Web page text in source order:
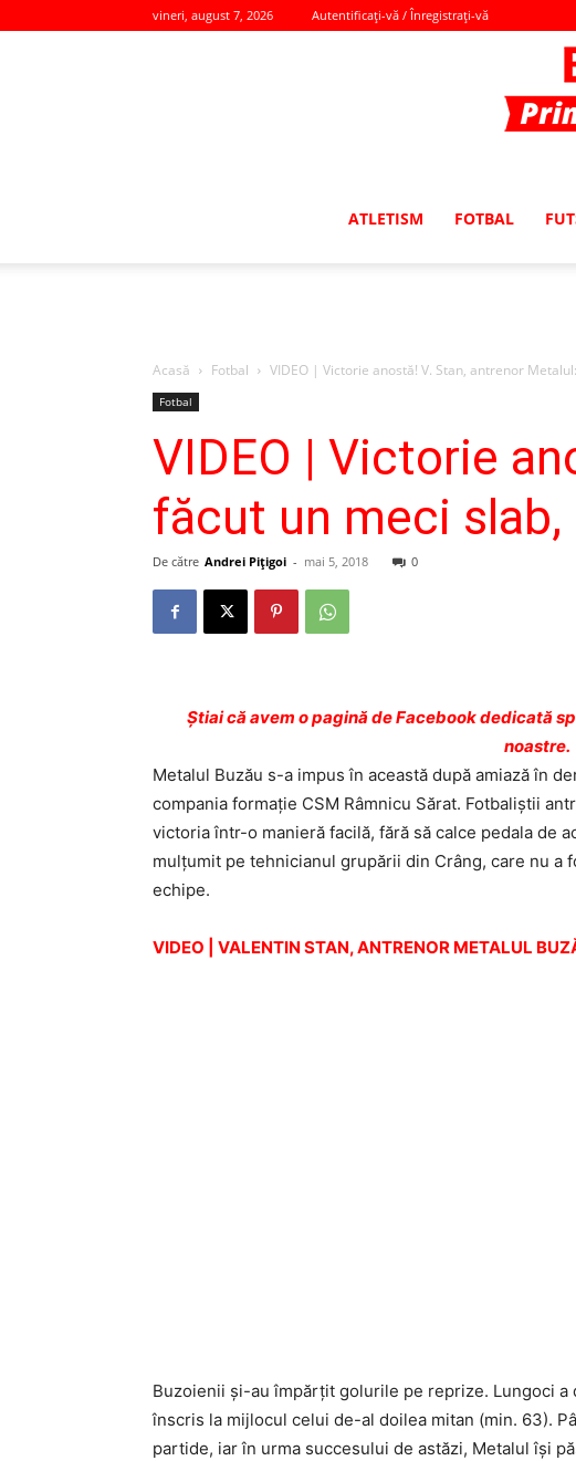
vineri, august 7, 2026 Autentificați-vă / Înregistrați-vă
ATLETISM FOTBAL
Acasă Fotbal VIDEO | Victorie anostă! V. Stan, antrenor
Fotbal
VIDEO | Victorie
făcut un meci
De către Andrei Pițigoi - mai 5, 2018 0
Ştiai că avem o pagină de Facebook dedicată
noastre.
Metalul Buzău s-a impus în această după amiază în
compania formaţie CSM Râmnicu Sărat. Fotbaliştii
victoria într-o manieră facilă, fără să calce pedala de
mulţumit pe tehnicianul grupării din Crâng, care nu
echipe.
VIDEO | VALENTIN STAN, ANTRENOR METALUL
Buzoienii şi-au împărţit golurile pe reprize. Lungoci a
înscris la mijlocul celui de-al doilea mitan (min. 63).
partide, iar în urma succesului de astăzi, Metalul îşi